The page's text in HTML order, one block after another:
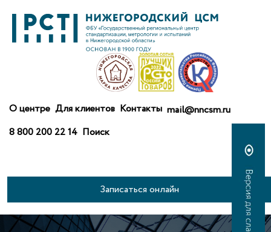
О центре Для клиентов Контакты mail@nncsm.ru
8 800 200 22 14 Поиск
Записаться онлайн